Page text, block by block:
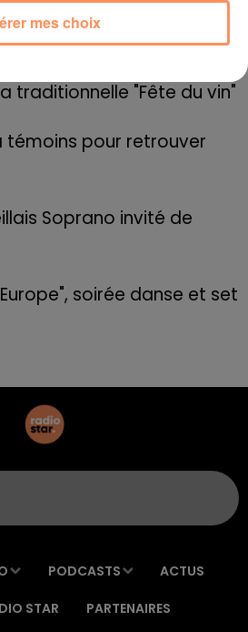
électrifiés pour 2023 !
traditionnelle "Fête du vin"
témoins pour retrouver
Soprano invité de
soirée danse et set
PODCASTS ACTUS
STAR PARTENAIRES
mes choix